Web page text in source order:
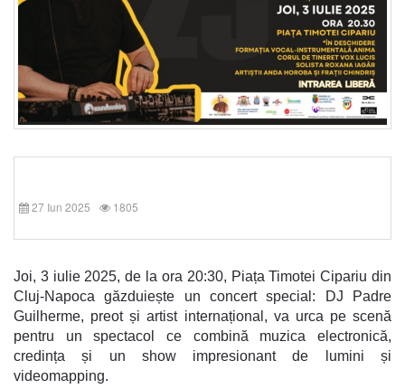
27 Iun 2025 1805
Joi, 3 iulie 2025, de la ora 20:30, Piața Timotei Cipariu din
Cluj-Napoca găzduiește un concert special: DJ Padre
Guilherme, preot și artist internațional, va urca pe scenă
pentru un spectacol ce combină muzica electronică,
credința și un show impresionant de lumini și
videomapping.